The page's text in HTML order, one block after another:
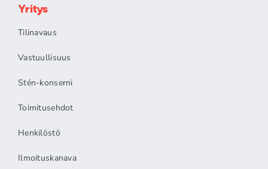
Yritys
Tilinavaus
Vastuullisuus
Stén-konserni
Toimitusehdot
Henkilöstö
Ilmoituskanava